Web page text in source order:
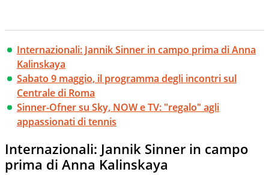
Internazionali: Jannik Sinner in campo prima di Anna
Kalinskaya
Sabato 9 maggio, il programma degli incontri sul
Centrale di Roma
Sinner-Ofner su Sky, NOW e TV: "regalo" agli
appassionati di tennis
Internazionali: Jannik Sinner in campo
prima di Anna Kalinskaya